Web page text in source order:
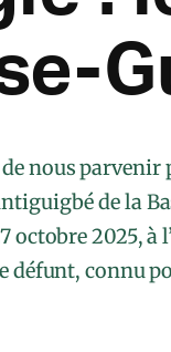
nous parvenir
de la
octobre 2025,
défunt, connu